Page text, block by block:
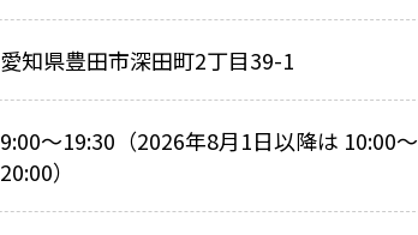
愛知県豊田市深田町2丁目39-1
9:00～19:30（2026年8月1日以降は 10:00～
20:00）